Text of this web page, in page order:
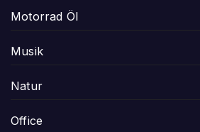
Motorrad Öl
Musik
Natur
Office